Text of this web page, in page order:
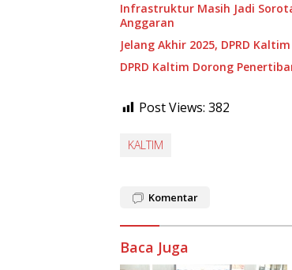
Infrastruktur Masih Jadi
Anggaran
Jelang Akhir 2025, DPRD
DPRD Kaltim Dorong
Post Views: 382
KALTIM
Komentar
Baca Juga